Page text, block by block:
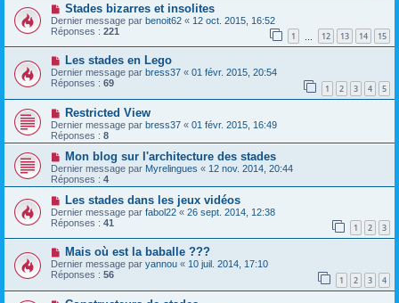
Stades bizarres et insolites
Dernier message par benoit62 « 12 oct. 2015, 16:52
Réponses : 221 1 12 13 14 15
Les stades en Lego
Dernier message par bress37 « 01 févr. 2015, 20:54
Réponses : 69 1 2 3 4 5
Restricted View
Dernier message par bress37 « 01 févr. 2015, 16:49
Réponses : 8
Mon blog sur l'architecture des stades
Dernier message par Myrelingues « 12 nov. 2014, 20:44
Réponses : 4
Les stades dans les jeux vidéos
Dernier message par fabol22 « 26 sept. 2014, 12:38
Réponses : 41 1 2 3
Mais où est la baballe ???
Dernier message par yannou « 10 juil. 2014, 17:10
Réponses : 56 1 2 3 4